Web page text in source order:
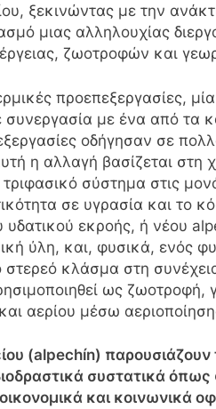
ξεκινώντας με την
μιας αλληλουχίας
ζωοτροφών και
προεπεξεργασίες,
συνεργασία με ένα από τα
οδήγησαν σε
η αλλαγή βασίζεται
σύστημα στις
σε υγρασία και το
εκροής, ή νέου
ύλη, και, φυσικά, ενός
στερεό κλάσμα στη
ως ζωοτροφή,
αερίου μέσω
(alpechín)
συστατικά
και κοινωνικά